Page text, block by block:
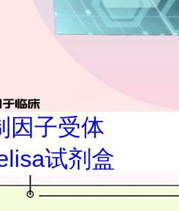
因子受体
试剂盒